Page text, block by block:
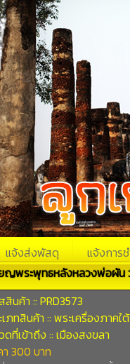
แจ้งส่งพัสดุ แจ้งการช
ญพระพุทธหลังหลวงพ่อผัน
สินค้า :: PRD3573
เภทสินค้า :: พระเครื่องภาคใต้
ดที่เข้าถึง :: เมืองสงขลา
า 300 บาท